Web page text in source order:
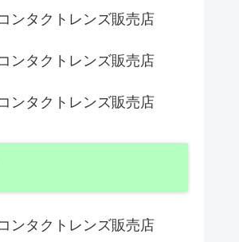
ンタクトレンズ販売店
ンタクトレンズ販売店
ンタクトレンズ販売店
ンタクトレンズ販売店